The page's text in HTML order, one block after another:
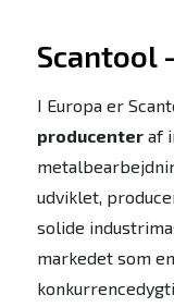
Scantool
I Europa er
producenteraf
udviklet,
solide
markedet som en